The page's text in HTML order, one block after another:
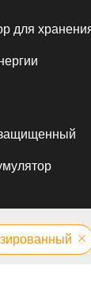
для